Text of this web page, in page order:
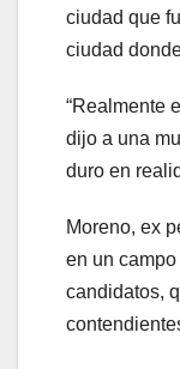
ciudad que
ciudad
“Realmente
dijo a una
duro en
Moreno, ex
en un
candidatos,